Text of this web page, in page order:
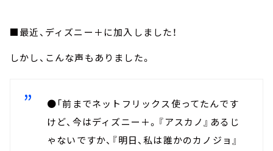
■最近、ディズニー＋に加入しました！
しかし、こんな声もありました。
●「前までネットフリックス使ってたんです
けど、今はディズニー＋。『アスカノ』あるじ
ゃないですか、『明日、私は誰かのカノジョ』